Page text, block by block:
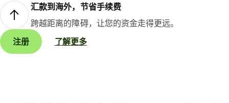
汇款到海外，节省手续费
跨越距离的障碍，让您的资金走得更远。
注册
了解更多